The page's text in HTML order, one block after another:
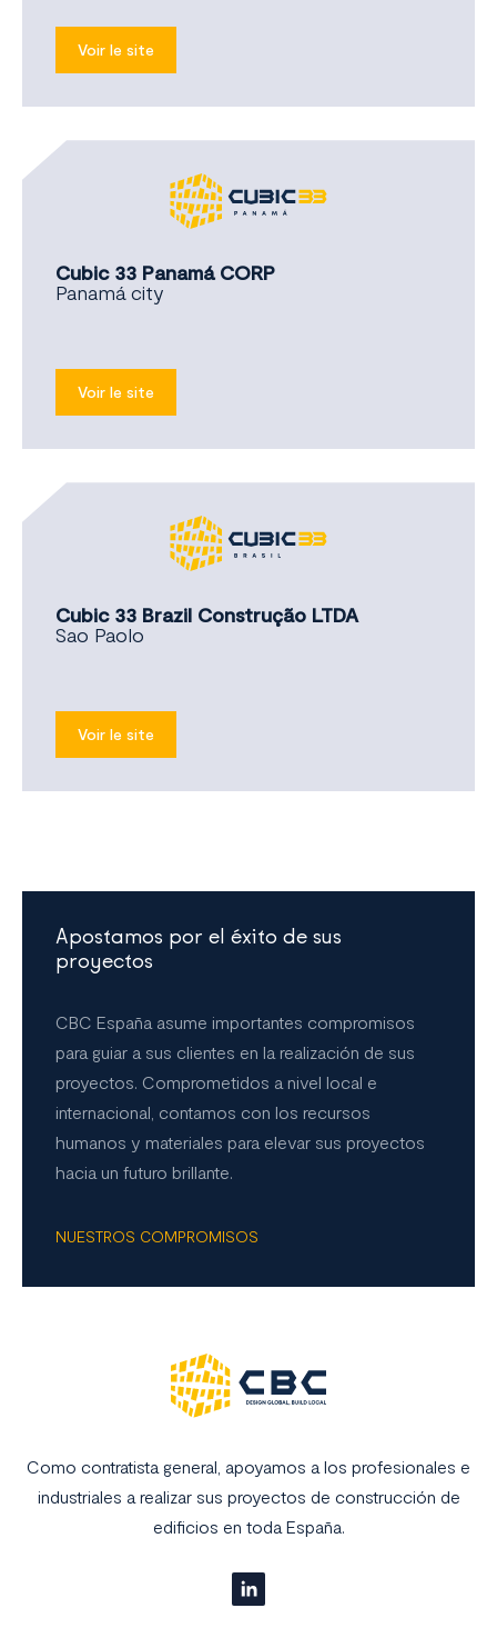
Voir le site
Cubic 33 Panamá CORP
Panamá city
Voir le site
Cubic 33 Brazil Construção LTDA
Sao Paolo
Voir le site
Apostamos por el éxito de sus
proyectos
CBC España asume importantes compromisos
para guiar a sus clientes en la realización de sus
proyectos. Comprometidos a nivel local e
internacional, contamos con los recursos
humanos y materiales para elevar sus proyectos
hacia un futuro brillante.
NUESTROS COMPROMISOS
Como contratista general, apoyamos a los profesionales e
industriales a realizar sus proyectos de construcción de
edificios en toda España.